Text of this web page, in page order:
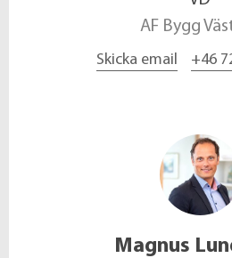
AF Bygg
Skicka email +46
Magnus